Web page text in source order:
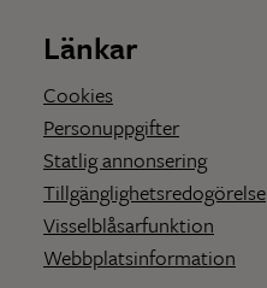
Länkar
Cookies
Personuppgifter
Statlig annonsering
Tillgänglighetsredogörelse
Visselblåsarfunktion
Webbplatsinformation